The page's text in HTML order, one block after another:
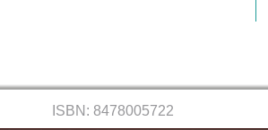
ISBN: 8478005722